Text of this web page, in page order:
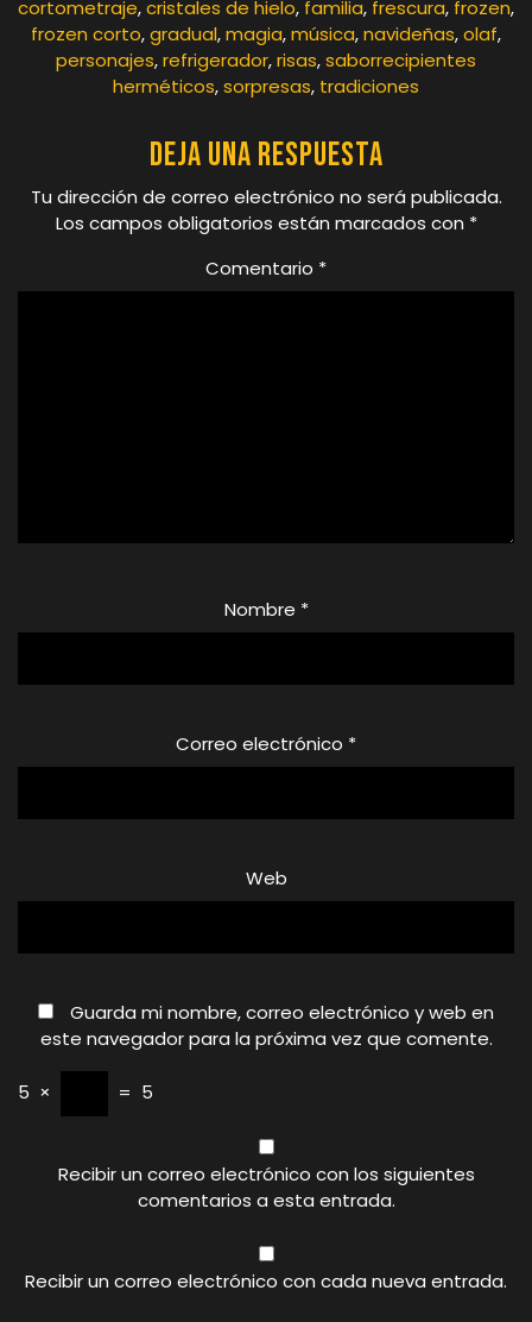
cortometraje,cristales de hielo, familia, frescura, frozen,
frozen corto,gradual,magia,música,navideñas,olaf,
personajes,refrigerador,risas,saborrecipientes
herméticos,sorpresas, tradiciones
Deja una respuesta
Tu dirección de correo electrónico no será publicada.
Los campos obligatorios están marcados con *
Comentario *
Nombre *
Correo electrónico *
Web
Guarda mi nombre, correo electrónico y web en
este navegador para la próxima vez que comente.
5 × = 5
Recibir un correo electrónico con los siguientes
comentarios a esta entrada.
Recibir un correo electrónico con cada nueva entrada.